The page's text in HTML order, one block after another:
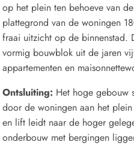
op het plein ten behoeve van
plattegrond van de woningen
fraai uitzicht op de binnenstad.
vormig bouwblok uit de jaren
appartementen en
Ontsluiting: Het hoge gebouw
door de woningen aan het
en lift leidt naar de hoger
onderbouw met bergingen